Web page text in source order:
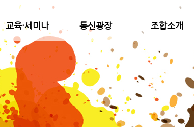
교육·세미나 통신광장 조합소개